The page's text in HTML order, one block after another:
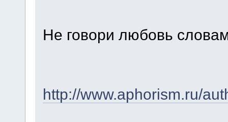
Не говори любовь
http://www.aphorism.ru/